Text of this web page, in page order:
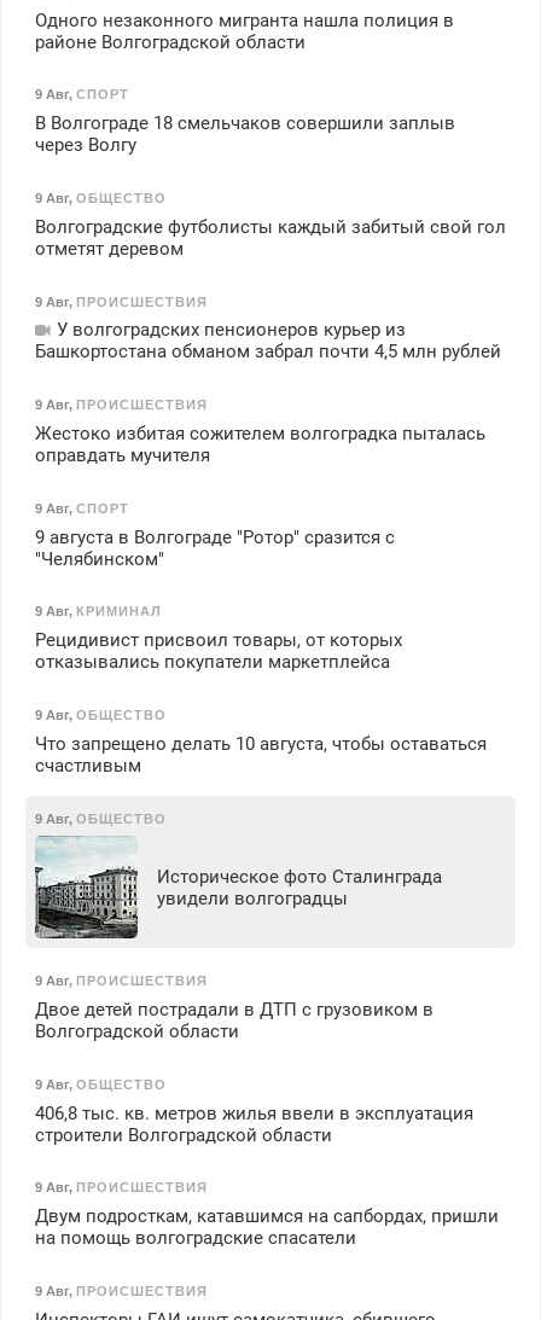
Одного незаконного мигранта нашла полиция в
районе Волгоградской области
9 Авг, СПОРТ
В Волгограде 18 смельчаков совершили заплыв
через Волгу
9 Авг, ОБЩЕСТВО
Волгоградские футболисты каждый забитый свой гол
отметят деревом
9 Авг, ПРОИСШЕСТВИЯ
У волгоградских пенсионеров курьер из
Башкортостана обманом забрал почти 4,5 млн рублей
9 Авг, ПРОИСШЕСТВИЯ
Жестоко избитая сожителем волгоградка пыталась
оправдать мучителя
9 Авг, СПОРТ
9 августа в Волгограде "Ротор" сразится с
"Челябинском"
9 Авг, КРИМИНАЛ
Рецидивист присвоил товары, от которых
отказывались покупатели маркетплейса
9 Авг, ОБЩЕСТВО
Что запрещено делать 10 августа, чтобы оставаться
счастливым
9 Авг, ОБЩЕСТВО
Историческое фото Сталинграда
увидели волгоградцы
9 Авг, ПРОИСШЕСТВИЯ
Двое детей пострадали в ДТП с грузовиком в
Волгоградской области
9 Авг, ОБЩЕСТВО
406,8 тыс. кв. метров жилья ввели в эксплуатация
строители Волгоградской области
9 Авг, ПРОИСШЕСТВИЯ
Двум подросткам, катавшимся на сапбордах, пришли
на помощь волгоградские спасатели
9 Авг, ПРОИСШЕСТВИЯ